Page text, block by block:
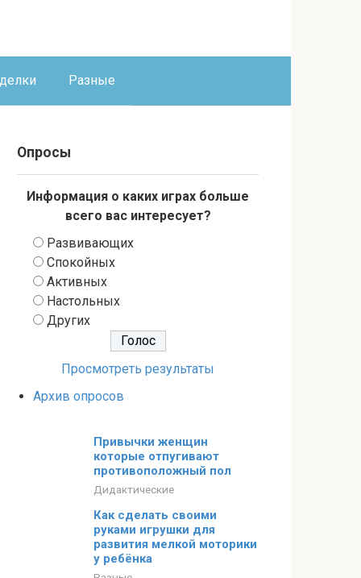
Разные
Опросы
Информация о каких играх больше
всего вас интересует?
Развивающих
Спокойных
Активных
Настольных
Других
Просмотреть результаты
Архив опросов
Привычки женщин
которые отпугивают
противоположный пол
Дидактические
Как сделать своими
руками игрушки для
развития мелкой моторики
у ребёнка